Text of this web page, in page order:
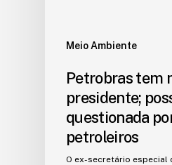
Meio Ambiente
Petrobras tem
presidente;
questionada
petroleiros
O ex-secretário especial